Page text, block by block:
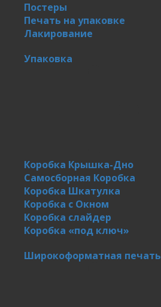
Постеры
Печать на упаковке
Лакирование
Упаковка
Коробка Крышка-Дно
Самосборная Коробка
Коробка Шкатулка
Коробка с Окном
Коробка слайдер
Коробка «под ключ»
Широкоформатная печать